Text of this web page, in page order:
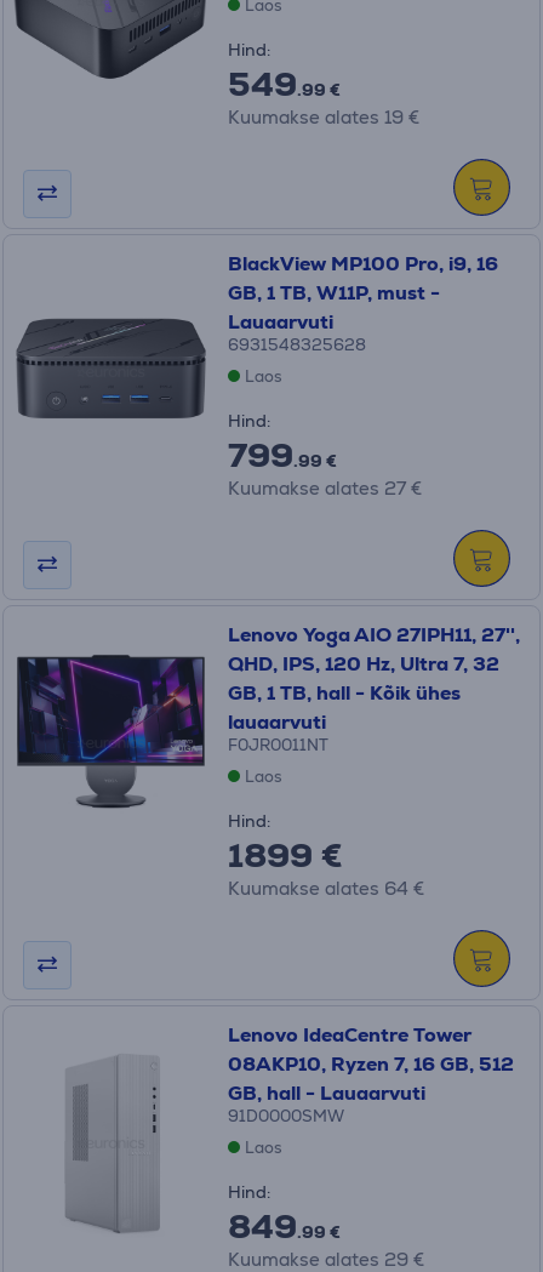
Laos
Hind:
549.99 €
Kuumakse alates 19 €
BlackView MP100 Pro, i9, 16
GB, 1 TB, W11P, must -
Lauaarvuti
6931548325628
Laos
Hind:
799.99 €
Kuumakse alates 27 €
Lenovo Yoga AIO 27IPH11, 27'',
QHD, IPS, 120 Hz, Ultra 7, 32
GB, 1 TB, hall - Kõik ühes
lauaarvuti
F0JR0011NT
Laos
Hind:
1899 €
Kuumakse alates 64 €
Lenovo IdeaCentre Tower
08AKP10, Ryzen 7, 16 GB, 512
GB, hall - Lauaarvuti
91D0000SMW
Laos
Hind:
849.99 €
Kuumakse alates 29 €